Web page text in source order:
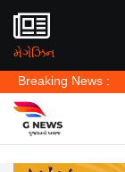
મેગેઝિન
Breaking News :
લો' ગુનાનો